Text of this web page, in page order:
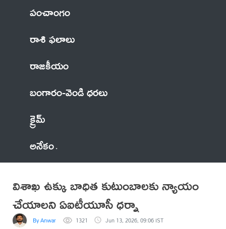
పంచాంగం
రాశి ఫలాలు
రాజకీయం
బంగారం-వెండి ధరలు
క్రైమ్
అనేకం
విశాఖ ఉక్కు బాధిత కుటుంబాలకు న్యాయం
చేయాలని ఏఐటీయూసీ ధర్నా
By Anwar 1321 Jun 13, 2026, 09:06 IST